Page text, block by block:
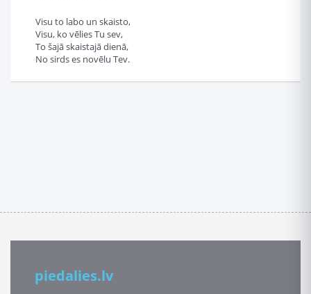
Visu to labo un skaisto,
Visu, ko vēlies Tu sev,
To šajā skaistajā dienā,
No sirds es novēlu Tev.
piedalies.lv